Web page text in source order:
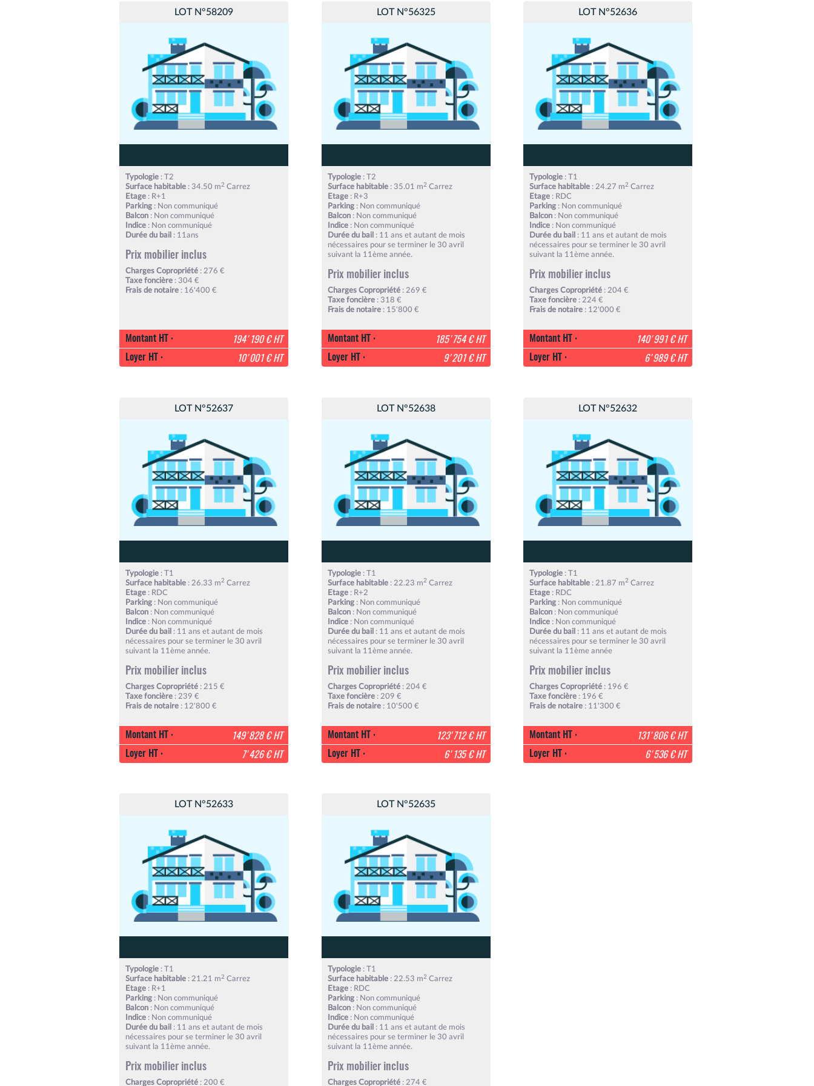
LOT N°58209
Typologie : T2
Surface habitable : 34.50 m2 Carrez
Etage : R+1
Parking : Non communiqué
Balcon : Non communiqué
Indice : Non communiqué
Durée du bail : 11ans
Prix mobilier inclus
Charges Copropriété : 276 €
Taxe foncière : 304 €
Frais de notaire : 16'400 €
Montant HT :
194'190 € HT
Loyer HT :
10'001 € HT
LOT N°56325
Typologie: T2
Surface habitable : 35.01 m2Carrez
Etage: R+3
Parking: Non communiqué
Balcon: Non communiqué
Indice: Non communiqué
Durée du bail : 11 ans et autant de mois
nécessaires pour se terminer le 30 avril
suivant la 11ème année.
Prix mobilier inclus
Charges Copropriété: 269 €
Taxe foncière: 318 €
Frais de notaire: 15'800 €
Montant HT :
185'754 € HT
Loyer HT :
9'201 € HT
LOT N°52636
Typologie : T1
Surface habitable : 24.27 m2 Carrez
Etage : RDC
Parking : Non communiqué
Balcon : Non communiqué
Indice : Non communiqué
Durée du bail : 11 ans et autant de mois
nécessaires pour se terminer le 30 avril
suivant la 11ème année.
Prix mobilier inclus
Charges Copropriété : 204 €
Taxe foncière : 224 €
Frais de notaire : 12'000 €
Montant HT :
140'991 € HT
Loyer HT :
6'989 € HT
LOT N°52637
Typologie : T1
Surface habitable : 26.33 m2 Carrez
Etage : RDC
Parking : Non communiqué
Balcon : Non communiqué
Indice : Non communiqué
Durée du bail : 11 ans et autant de mois
nécessaires pour se terminer le 30 avril
suivant la 11ème année.
Prix mobilier inclus
Charges Copropriété : 215 €
Taxe foncière : 239 €
Frais de notaire : 12'800 €
Montant HT :
149'828 € HT
Loyer HT :
7'426 € HT
LOT N°52638
Typologie: T1
Surface habitable : 22.23 m2Carrez
Etage: R+2
Parking: Non communiqué
Balcon: Non communiqué
Indice: Non communiqué
Durée du bail : 11 ans et autant de mois
nécessaires pour se terminer le 30 avril
suivant la 11ème année.
Prix mobilier inclus
Charges Copropriété: 204 €
Taxe foncière: 209 €
Frais de notaire: 10'500 €
Montant HT :
123'712 € HT
Loyer HT :
6'135 € HT
LOT N°52632
Typologie : T1
Surface habitable : 21.87 m2 Carrez
Etage : RDC
Parking : Non communiqué
Balcon : Non communiqué
Indice : Non communiqué
Durée du bail : 11 ans et autant de mois
nécessaires pour se terminer le 30 avril
suivant la 11ème année
Prix mobilier inclus
Charges Copropriété : 196 €
Taxe foncière : 196 €
Frais de notaire : 11'300 €
Montant HT :
131'806 € HT
Loyer HT :
6'536 € HT
LOT N°52633
Typologie : T1
Surface habitable : 21.21 m2 Carrez
Etage : R+1
Parking : Non communiqué
Balcon : Non communiqué
Indice : Non communiqué
Durée du bail : 11 ans et autant de mois
nécessaires pour se terminer le 30 avril
suivant la 11ème année.
Prix mobilier inclus
Charges Copropriété : 200 €
LOT N°52635
Typologie: T1
Surface habitable : 22.53 m2Carrez
Etage: RDC
Parking: Non communiqué
Balcon: Non communiqué
Indice: Non communiqué
Durée du bail : 11 ans et autant de mois
nécessaires pour se terminer le 30 avril
suivant la 11ème année.
Prix mobilier inclus
Charges Copropriété: 274 €